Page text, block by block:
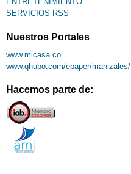
SERVICIOS RSS
Nuestros Portales
www.micasa.co
www.qhubo.com/epaper/manizales/
Hacemos parte de: